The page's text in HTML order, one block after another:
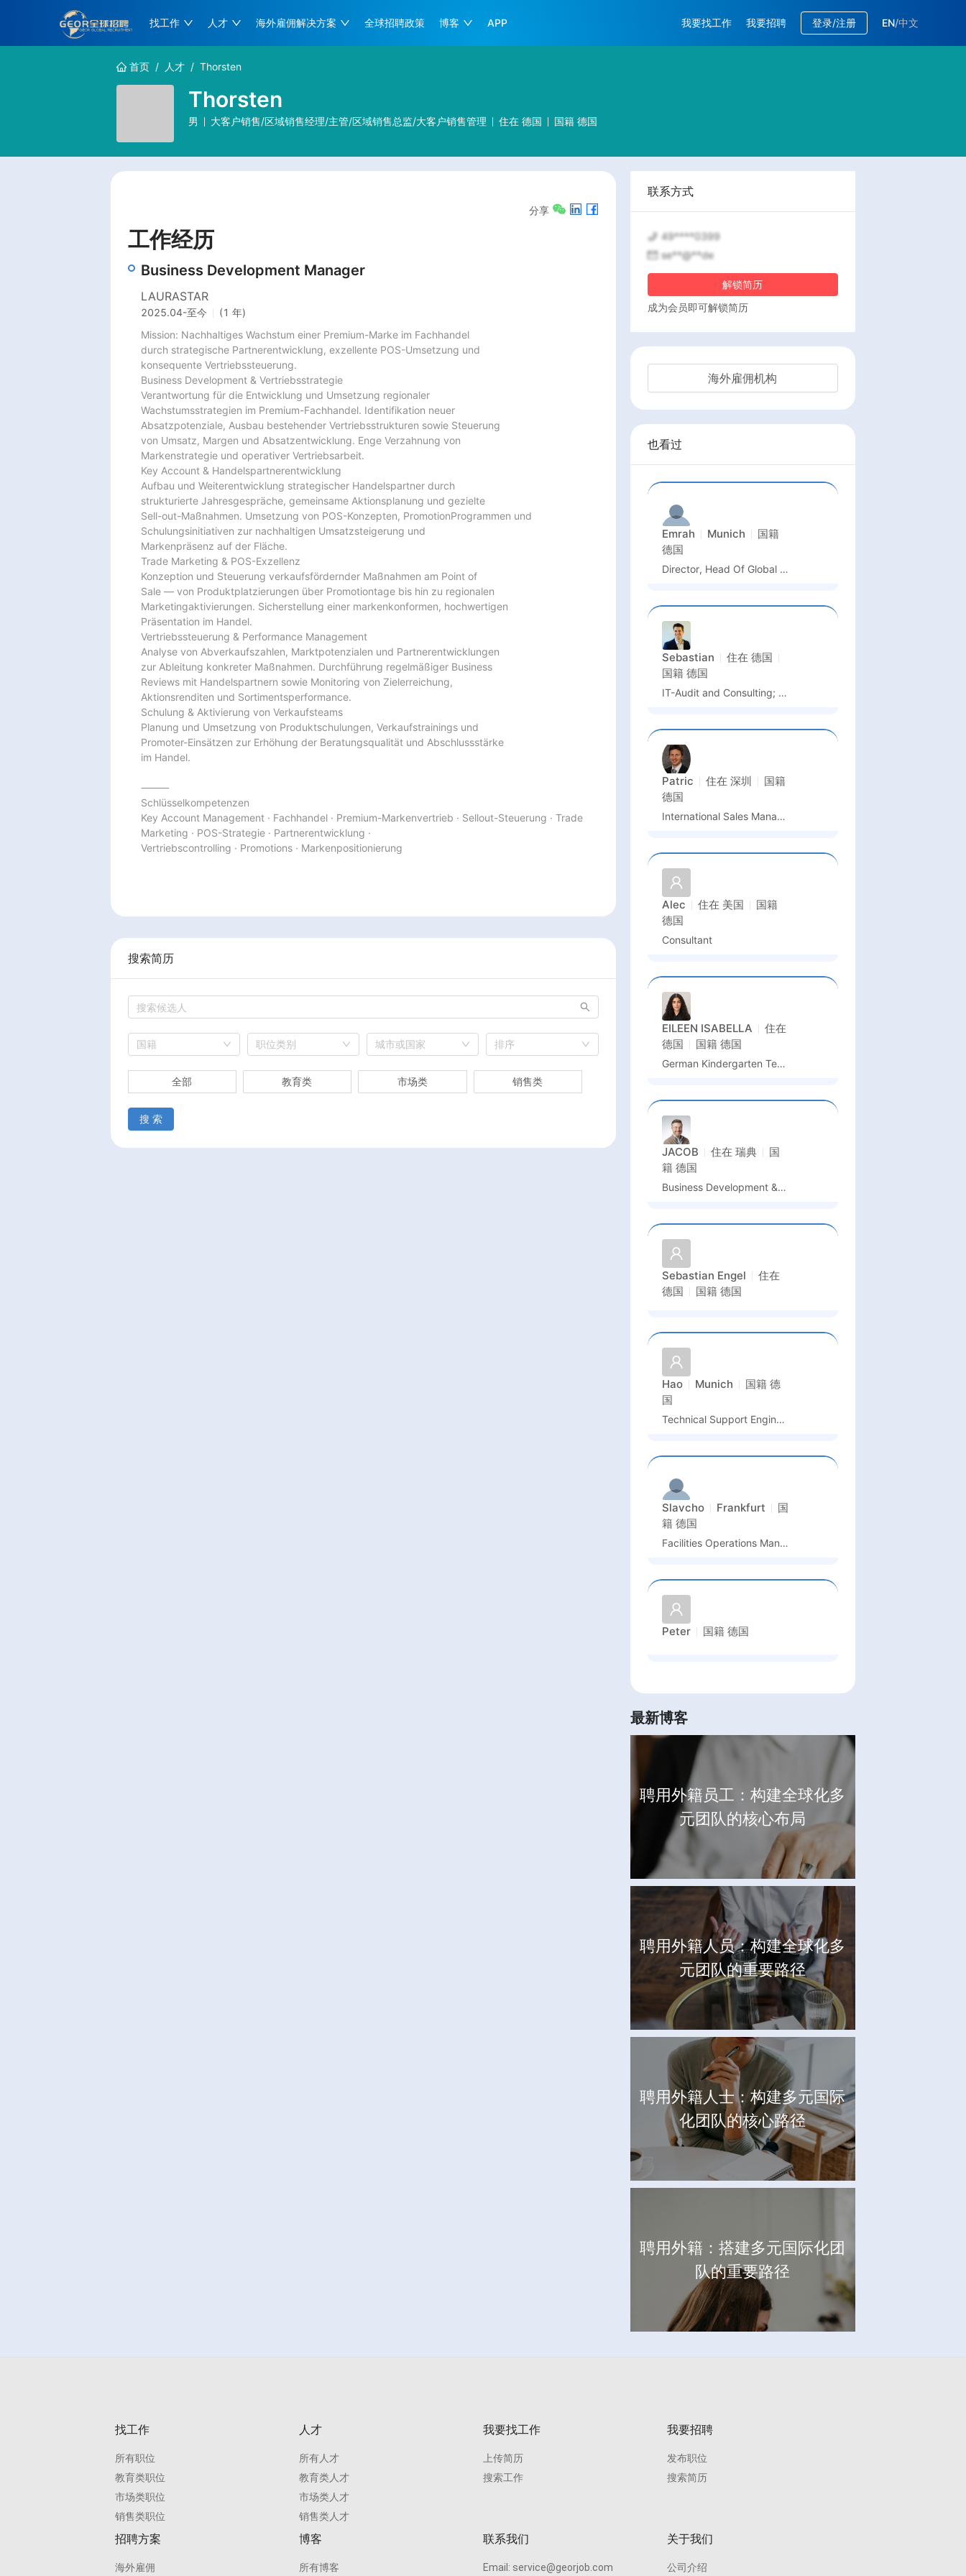
找工作 人才 海外雇佣解决方案 全球招聘政策 博客 APP 我要找工作 我要招聘 登录/注册 EN/中文
首页 / 人才 / Thorsten
Thorsten
男 大客户销售/区域销售经理/主管/区域销售总监/大客户销售管理 住在 德国 国籍 德国
分享
工作经历
Business Development Manager
LAURASTAR
2025.04-至今
(1 年)
Mission: Nachhaltiges Wachstum einer Premium-Marke im Fachhandel
durch strategische Partnerentwicklung, exzellente POS-Umsetzung und
konsequente Vertriebssteuerung.
Business Development & Vertriebsstrategie
Verantwortung für die Entwicklung und Umsetzung regionaler
Wachstumsstrategien im Premium-Fachhandel. Identifikation neuer
Absatzpotenziale, Ausbau bestehender Vertriebsstrukturen sowie Steuerung
von Umsatz, Margen und Absatzentwicklung. Enge Verzahnung von
Markenstrategie und operativer Vertriebsarbeit.
Key Account & Handelspartnerentwicklung
Aufbau und Weiterentwicklung strategischer Handelspartner durch
strukturierte Jahresgespräche, gemeinsame Aktionsplanung und gezielte
Sell-out-Maßnahmen. Umsetzung von POS-Konzepten, PromotionProgrammen und
Schulungsinitiativen zur nachhaltigen Umsatzsteigerung und
Markenpräsenz auf der Fläche.
Trade Marketing & POS-Exzellenz
Konzeption und Steuerung verkaufsfördernder Maßnahmen am Point of
Sale — von Produktplatzierungen über Promotiontage bis hin zu regionalen
Marketingaktivierungen. Sicherstellung einer markenkonformen, hochwertigen
Präsentation im Handel.
Vertriebssteuerung & Performance Management
Analyse von Abverkaufszahlen, Marktpotenzialen und Partnerentwicklungen
zur Ableitung konkreter Maßnahmen. Durchführung regelmäßiger Business
Reviews mit Handelspartnern sowie Monitoring von Zielerreichung,
Aktionsrenditen und Sortimentsperformance.
Schulung & Aktivierung von Verkaufsteams
Planung und Umsetzung von Produktschulungen, Verkaufstrainings und
Promoter-Einsätzen zur Erhöhung der Beratungsqualität und Abschlussstärke
im Handel.
⸻
Schlüsselkompetenzen
Key Account Management · Fachhandel · Premium-Markenvertrieb · Sellout-Steuerung · Trade
Marketing · POS-Strategie · Partnerentwicklung ·
Vertriebscontrolling · Promotions · Markenpositionierung
搜索简历
国籍 职位类别 城市或国家 排序
全部 教育类 市场类 销售类
搜 索
联系方式
49****0399
se**@**de
解锁简历
成为会员即可解锁简历
海外雇佣机构
也看过
Emrah Munich
国籍
德国
Director, Head Of Global Quality Business Unit Semiconductor And Advanced Manufacturing
Sebastian 住在 德国
国籍 德国
IT-Audit and Consulting; Technology Management
Patric 住在 深圳
国籍
德国
International Sales Manager
Alec 住在 美国
国籍
德国
Consultant
EILEEN ISABELLA
住在
德国
国籍 德国
German Kindergarten Teacher / German Language Assistant / Kindergarten Assistant
JACOB 住在 瑞典
国
籍 德国
Business Development & Partnership Manager
Sebastian Engel
住在
德国
国籍 德国
Hao Munich 国籍 德
国
Technical Support Engineer
Slavcho Frankfurt
国
籍 德国
Facilities Operations Manager
Peter 国籍 德国
最新博客
聘用外籍员工：构建全球化多
元团队的核心布局
聘用外籍人员：构建全球化多
元团队的重要路径
聘用外籍人士：构建多元国际
化团队的核心路径
聘用外籍：搭建多元国际化团
队的重要路径
找工作
所有职位
教育类职位
市场类职位
销售类职位
人才
所有人才
教育类人才
市场类人才
销售类人才
我要找工作
上传简历
搜索工作
我要招聘
发布职位
搜索简历
招聘方案
海外雇佣
博客
所有博客
联系我们
Email: service@georjob.com
关于我们
公司介绍